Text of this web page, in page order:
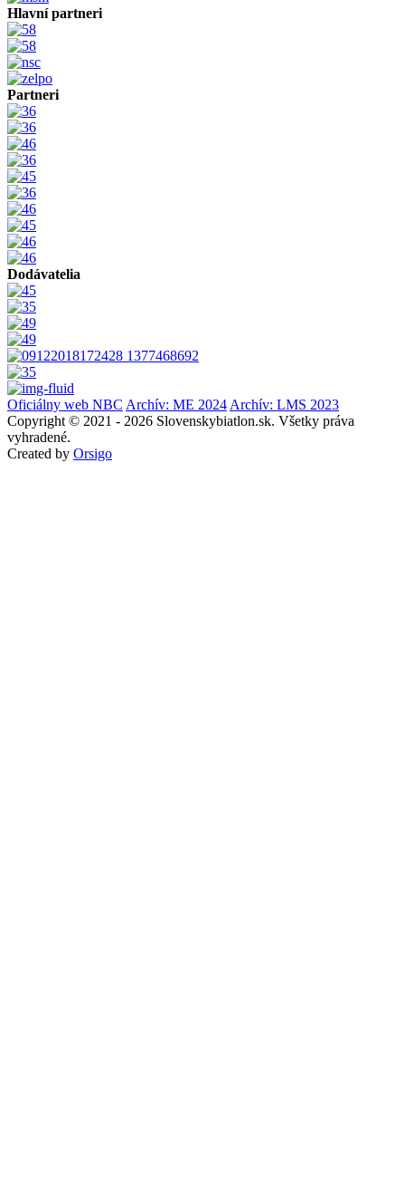
Hlavní partneri
Partneri
Dodávatelia
Oficiálny web NBC Archív: ME 2024 Archív: LMS 2023
Copyright © 2021 - 2026 Slovenskybiatlon.sk. Všetky práva
vyhradené.
Created by Orsigo